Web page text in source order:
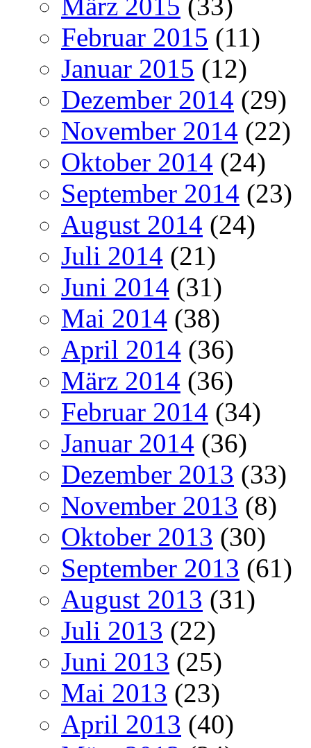
Februar 2015 (11)
Januar 2015 (12)
Dezember 2014 (29)
November 2014 (22)
Oktober 2014 (24)
September 2014 (23)
August 2014 (24)
Juli 2014 (21)
Juni 2014 (31)
Mai 2014 (38)
April 2014 (36)
März 2014 (36)
Februar 2014 (34)
Januar 2014 (36)
Dezember 2013 (33)
November 2013 (8)
Oktober 2013 (30)
September 2013 (61)
August 2013 (31)
Juli 2013 (22)
Juni 2013 (25)
Mai 2013 (23)
April 2013 (40)